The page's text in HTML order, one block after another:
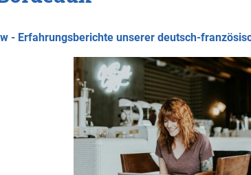
- Erfahrungsberichte unserer deutsch-